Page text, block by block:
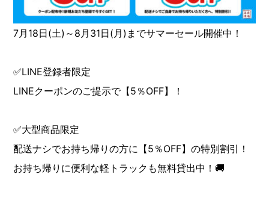
7月18日(土)～8月31日(月)までサマーセール開催中！
✅LINE登録者限定
LINEクーポンのご提示で【5％OFF】！
✅大型商品限定
配送ナシでお持ち帰りの方に【5％OFF】の特別割引！
お持ち帰りに便利な軽トラックも無料貸出中！🚚